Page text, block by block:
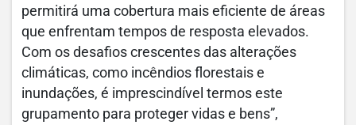
permitirá uma cobertura mais eficiente de áreas
que enfrentam tempos de resposta elevados.
Com os desafios crescentes das alterações
climáticas, como incêndios florestais e
inundações, é imprescindível termos este
grupamento para proteger vidas e bens”,